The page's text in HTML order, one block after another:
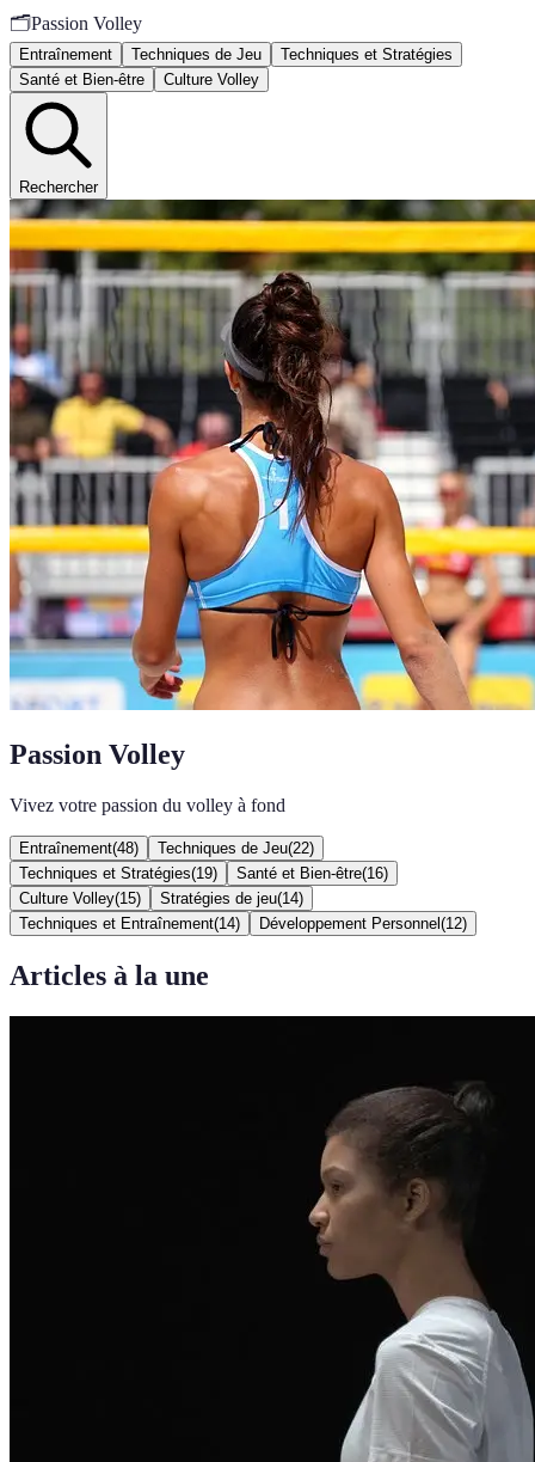
🗂️Passion Volley
Entraînement Techniques de Jeu
Techniques et Stratégies
Santé et Bien-être
Culture Volley
Rechercher
Passion Volley
Vivez votre passion du volley à fond
Entraînement(48) Techniques de Jeu(22)
Techniques et Stratégies(19) Santé et Bien-être(16)
Culture Volley(15) Stratégies de jeu(14)
Techniques et Entraînement(14) Développement Personnel (12)
Articles à la une